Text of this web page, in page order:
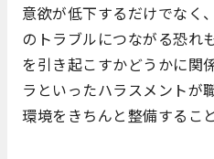
意欲が低下するだけでなく
のトラブルにつながる恐れ
を引き起こすかどうかに関
ラといったハラスメントが
環境をきちんと整備するこ